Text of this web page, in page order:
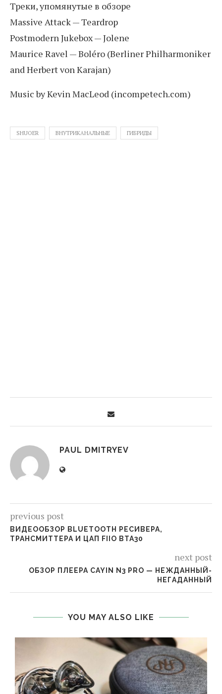
Треки, упомянутые в обзоре
Massive Attack — Teardrop
Postmodern Jukebox — Jolene
Maurice Ravel — Boléro (Berliner Philharmoniker
and Herbert von Karajan)
Music by Kevin MacLeod (incompetech.com)
SHUOER ВНУТРИКАНАЛЬНЫЕ ГИБРИДЫ
PAUL DMITRYEV
previous post
ВИДЕООБЗОР BLUETOOTH РЕСИВЕРА,
ТРАНСМИТТЕРА И ЦАП FIIO BTA30
next post
ОБЗОР ПЛЕЕРА CAYIN N3 PRO — НЕЖДАННЫЙ-
НЕГАДАННЫЙ
YOU MAY ALSO LIKE